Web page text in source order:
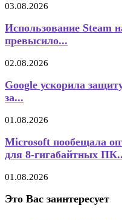
03.08.2026
Использование Steam
превысило...
02.08.2026
Google ускорила
за...
01.08.2026
Microsoft пообещала
для 8-гигабайтных
01.08.2026
Это Вас заинтересует